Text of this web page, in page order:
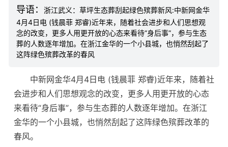
浙江武义：草坪生态葬刮起绿色殡葬新风:中新网金华
4月4日电 (钱晨菲 郑睿)近年来，随着社会进步和人们思想观
念的改变，更多人用更开放的心态来看待“身后事”，参与生态
葬的人数逐年增加。在浙江金华的一个小县城，也悄然刮起了
这阵绿色殡葬改革的春风
中新网金华4月4日电 (钱晨菲 郑睿)近年来，随着社
会进步和人们思想观念的改变，更多人用更开放的心态
来看待“身后事”，参与生态葬的人数逐年增加。在浙江
金华的一个小县城，也悄然刮起了这阵绿色殡葬改革的
春风。